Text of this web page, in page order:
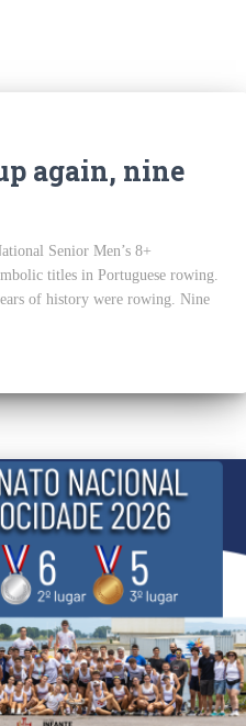
again, nine
Senior Men’s 8+
titles in Portuguese rowing.
of history were rowing. Nine